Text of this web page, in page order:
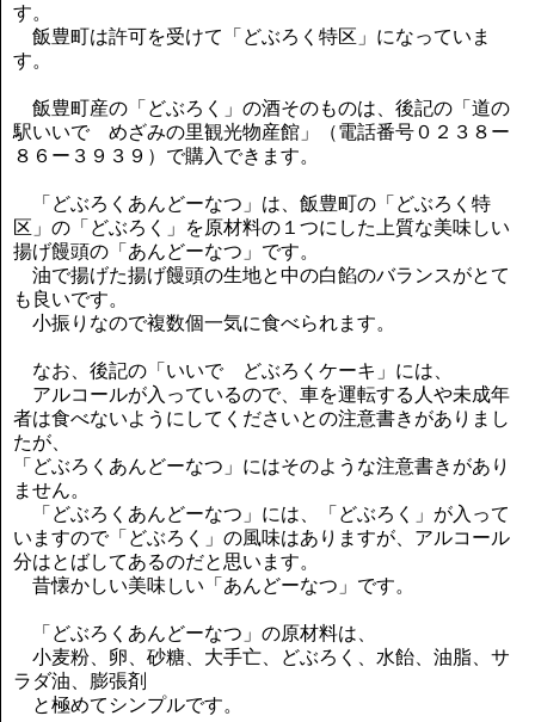
す。
飯豊町は許可を受けて「どぶろく特区」になっていま
す。
飯豊町産の「どぶろく」の酒そのものは、後記の「道の
駅いいで めざみの里観光物産館」（電話番号０２３８ー
８６ー３９３９）で購入できます。
「どぶろくあんどーなつ」は、飯豊町の「どぶろく特
区」の「どぶろく」を原材料の１つにした上質な美味しい
揚げ饅頭の「あんどーなつ」です。
油で揚げた揚げ饅頭の生地と中の白餡のバランスがとて
も良いです。
小振りなので複数個一気に食べられます。
なお、後記の「いいで どぶろくケーキ」には、
アルコールが入っているので、車を運転する人や未成年
者は食べないようにしてくださいとの注意書きがありまし
たが、
「どぶろくあんどーなつ」にはそのような注意書きがあり
ません。
「どぶろくあんどーなつ」には、「どぶろく」が入って
いますので「どぶろく」の風味はありますが、アルコール
分はとばしてあるのだと思います。
昔懐かしい美味しい「あんどーなつ」です。
「どぶろくあんどーなつ」の原材料は、
小麦粉、卵、砂糖、大手亡、どぶろく、水飴、油脂、サ
ラダ油、膨張剤
と極めてシンプルです。